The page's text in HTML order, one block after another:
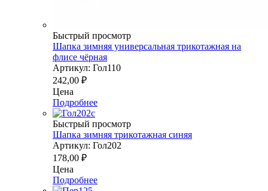
Быстрый просмотр
Шапка зимняя универсальная трикотажная на
флисе чёрная
Артикул: Гол110
242,00 ₽
Цена
Подробнее
Быстрый просмотр
Шапка зимняя трикотажная синяя
Артикул: Гол202
178,00 ₽
Цена
Подробнее